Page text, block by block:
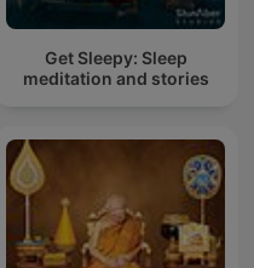
Get Sleepy: Sleep
meditation and stories